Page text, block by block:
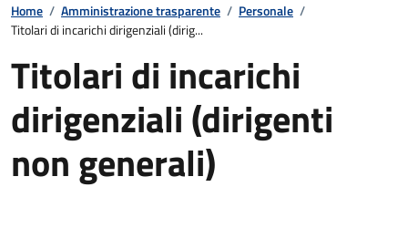
Home / Amministrazione trasparente / Personale /
Titolari di incarichi dirigenziali (dirig...
Titolari di incarichi
dirigenziali (dirigenti
non generali)